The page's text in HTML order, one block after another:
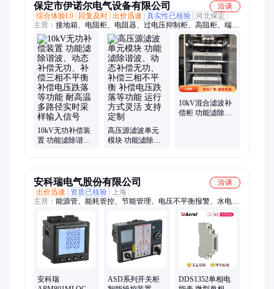
保定市伊诺尔电气设备有限公司
洽谈
综合体验L0
回复及时 出价迅速 真实性已核验 河北保定
主营： 接地箱、电阻柜、电阻器、过电压抑制柜、高阻柜、端子
箱、接地变、变压器、保护设备、低压电阻、电缆护层、变小电
阻、接地放电、中性点柜、消弧线圈、小电阻接地、电流互感
器、护层保护器、接地开关柜、电缆分接箱、阻容吸收器、接地
中性点、柜智能控制器、线圈成套装置、阻容吸收装置
10kV无功补偿装
置 功能滤除谐
落等功能 耐高温
多路径实时采样
输入信号
高压源滤波单元
模块 功能滤除谐
落等功能 运行方
式灵活 支持定制
10kV混合滤波补
偿柜 功能滤除谐
安科瑞电气股份有限公司
洽谈
出价迅速
资质已核验
上海
主营： 能源管、能耗管控、节能管理、电压不平衡报警、水电监
测、智能电表、智能管控系统、综合管理系统、风光储充平台、
能耗监测系统、能源监控系统
安科瑞
ASD系列开关柜
DDS1352单相电